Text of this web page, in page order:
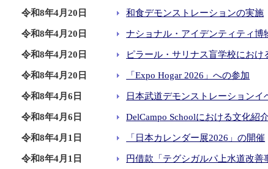
令和8年4月20日 和食デモンストレーションの実施
令和8年4月20日 ナショナル・アイデンティティ
令和8年4月20日 ピラール・サリナス盲学校にお
令和8年4月20日 「Expo Hogar 2026」への参加
令和8年4月6日 日本武道デモンストレーションイ
令和8年4月6日 DelCampo Schoolにおける文化紹
令和8年4月1日 「日本カレンダー展2026」の開催
令和8年4月1日 円借款「テグシガルパ上水道改善